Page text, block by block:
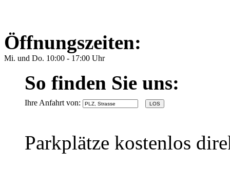
Öffnungszeiten:
Mi. und Do. 10:00 - 17:00 Uhr
So finden Sie uns:
Ihre Anfahrt von:
Parkplätze kostenlos